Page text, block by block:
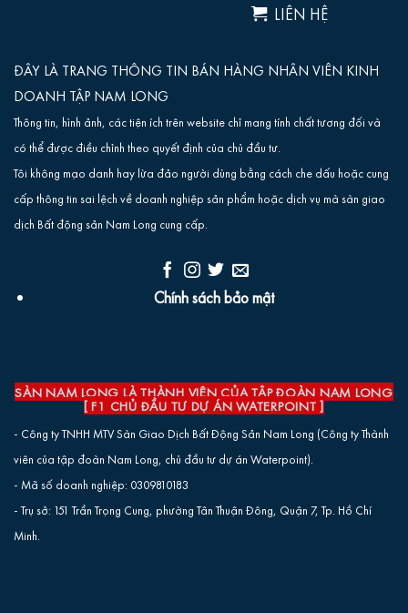
LIÊN HỆ
ĐÂY LÀ TRANG THÔNG TIN BÁN HÀNG NHÂN VIÊN KINH
DOANH TẬP NAM LONG
Thông tin, hình ảnh, các tiện ích trên website chỉ mang tính chất tương đối và
có thể được điều chỉnh theo quyết định của chủ đầu tư.
Tôi không mạo danh hay lừa đảo người dùng bằng cách che dấu hoặc cung
cấp thông tin sai lệch về doanh nghiệp sản phẩm hoặc dịch vụ mà sàn giao
dịch Bất động sản Nam Long cung cấp.
Chính sách bảo mật
SÀN NAM LONG LÀ THÀNH VIÊN CỦA TẬP ĐOÀN NAM LONG
[ F1 CHỦ ĐẦU TƯ DỰ ÁN WATERPOINT ]
- Công ty TNHH MTV Sàn Giao Dịch Bất Động Sản Nam Long (Công ty Thành
viên của tập đoàn Nam Long, chủ đầu tư dự án Waterpoint).
- Mã số doanh nghiệp: 0309810183
- Trụ sở: 151 Trần Trọng Cung, phường Tân Thuận Đông, Quận 7, Tp. Hồ Chí
Minh.